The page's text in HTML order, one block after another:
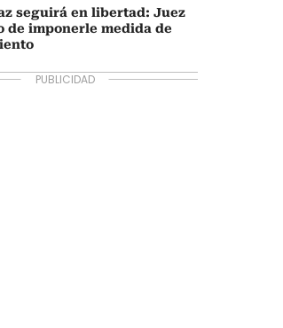
seguirá en libertad: Juez
de imponerle medida de